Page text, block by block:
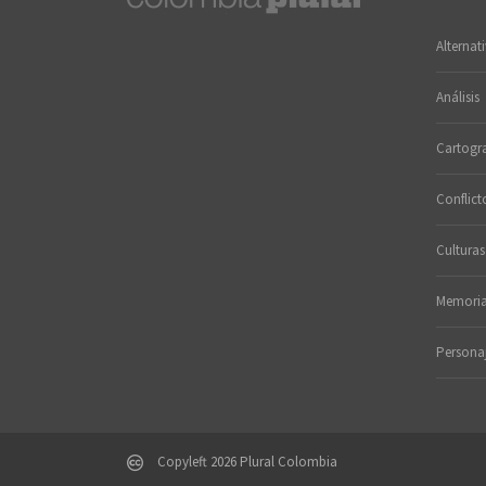
Análisis
Culturas
Copyleft 2026 Plural Colombia